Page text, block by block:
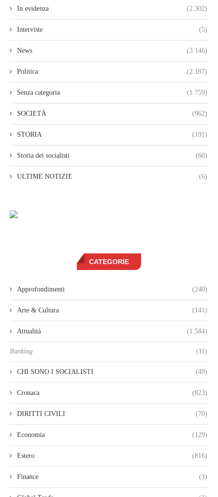
In evidenza (2.302)
Interviste (5)
News (3.146)
Politica (2.187)
Senza categoria (1.759)
SOCIETÀ (962)
STORIA (191)
Storia dei socialisti (60)
ULTIME NOTIZIE (6)
CATEGORIE
Approfondimenti (240)
Arte & Cultura (141)
Attualità (1.584)
Banking (11)
CHI SONO I SOCIALISTI (49)
Cronaca (823)
DIRITTI CIVILI (70)
Economia (129)
Estero (816)
Finance (3)